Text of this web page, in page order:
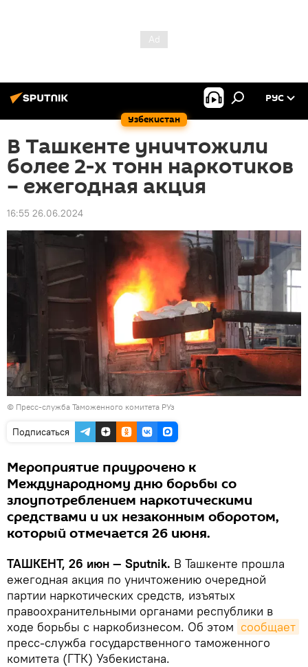
Узбекистан
РУС
В Ташкенте уничтожили
более 2-х тонн наркотиков
– ежегодная акция
16:55 26.06.2024
© Пресс-служба Таможенного комитета РУз
Подписаться
Мероприятие приурочено к
Международному дню борьбы со
злоупотреблением наркотическими
средствами и их незаконным оборотом,
который отмечается 26 июня.
ТАШКЕНТ, 26 июн — Sputnik. В Ташкенте прошла
ежегодная акция по уничтожению очередной
партии наркотических средств, изъятых
правоохранительными органами республики в
ходе борьбы с наркобизнесом. Об этом сообщает
пресс-служба государственного таможенного
комитета (ГТК) Узбекистана.